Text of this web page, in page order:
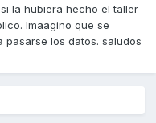
la hubiera hecho el taller
Imaagino que se
los datos. saludos